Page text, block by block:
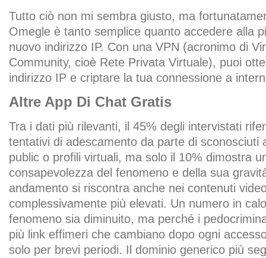
Tutto ciò non mi sembra giusto, ma
Omegle è tanto semplice quanto accedere alla
nuovo indirizzo IP. Con una VPN (acronimo di
Community, cioè Rete Privata Virtuale), puoi
indirizzo IP e criptare la tua connessione a
Altre App Di Chat Gratis
Tra i dati più rilevanti, il 45% degli intervistati
tentativi di adescamento da parte di sconosciuti
public o profili virtuali, ma solo il 10% dimostra
consapevolezza del fenomeno e della sua
andamento si riscontra anche nei contenuti
complessivamente più elevati. Un numero in
fenomeno sia diminuito, ma perché i
più link effimeri che cambiano dopo ogni
solo per brevi periodi. Il dominio generico più